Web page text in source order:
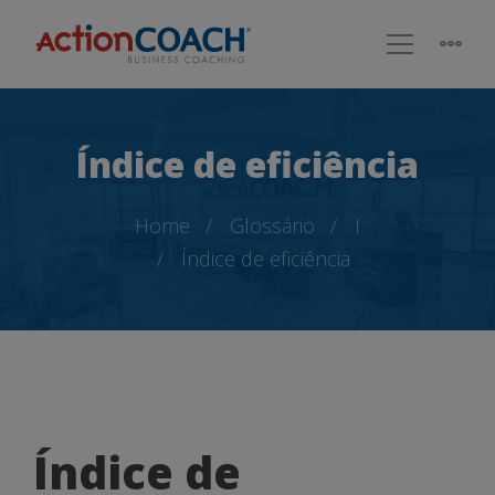
Índice de eficiência
Home Glossário
I
Índice de eficiência
Índice
Índice de